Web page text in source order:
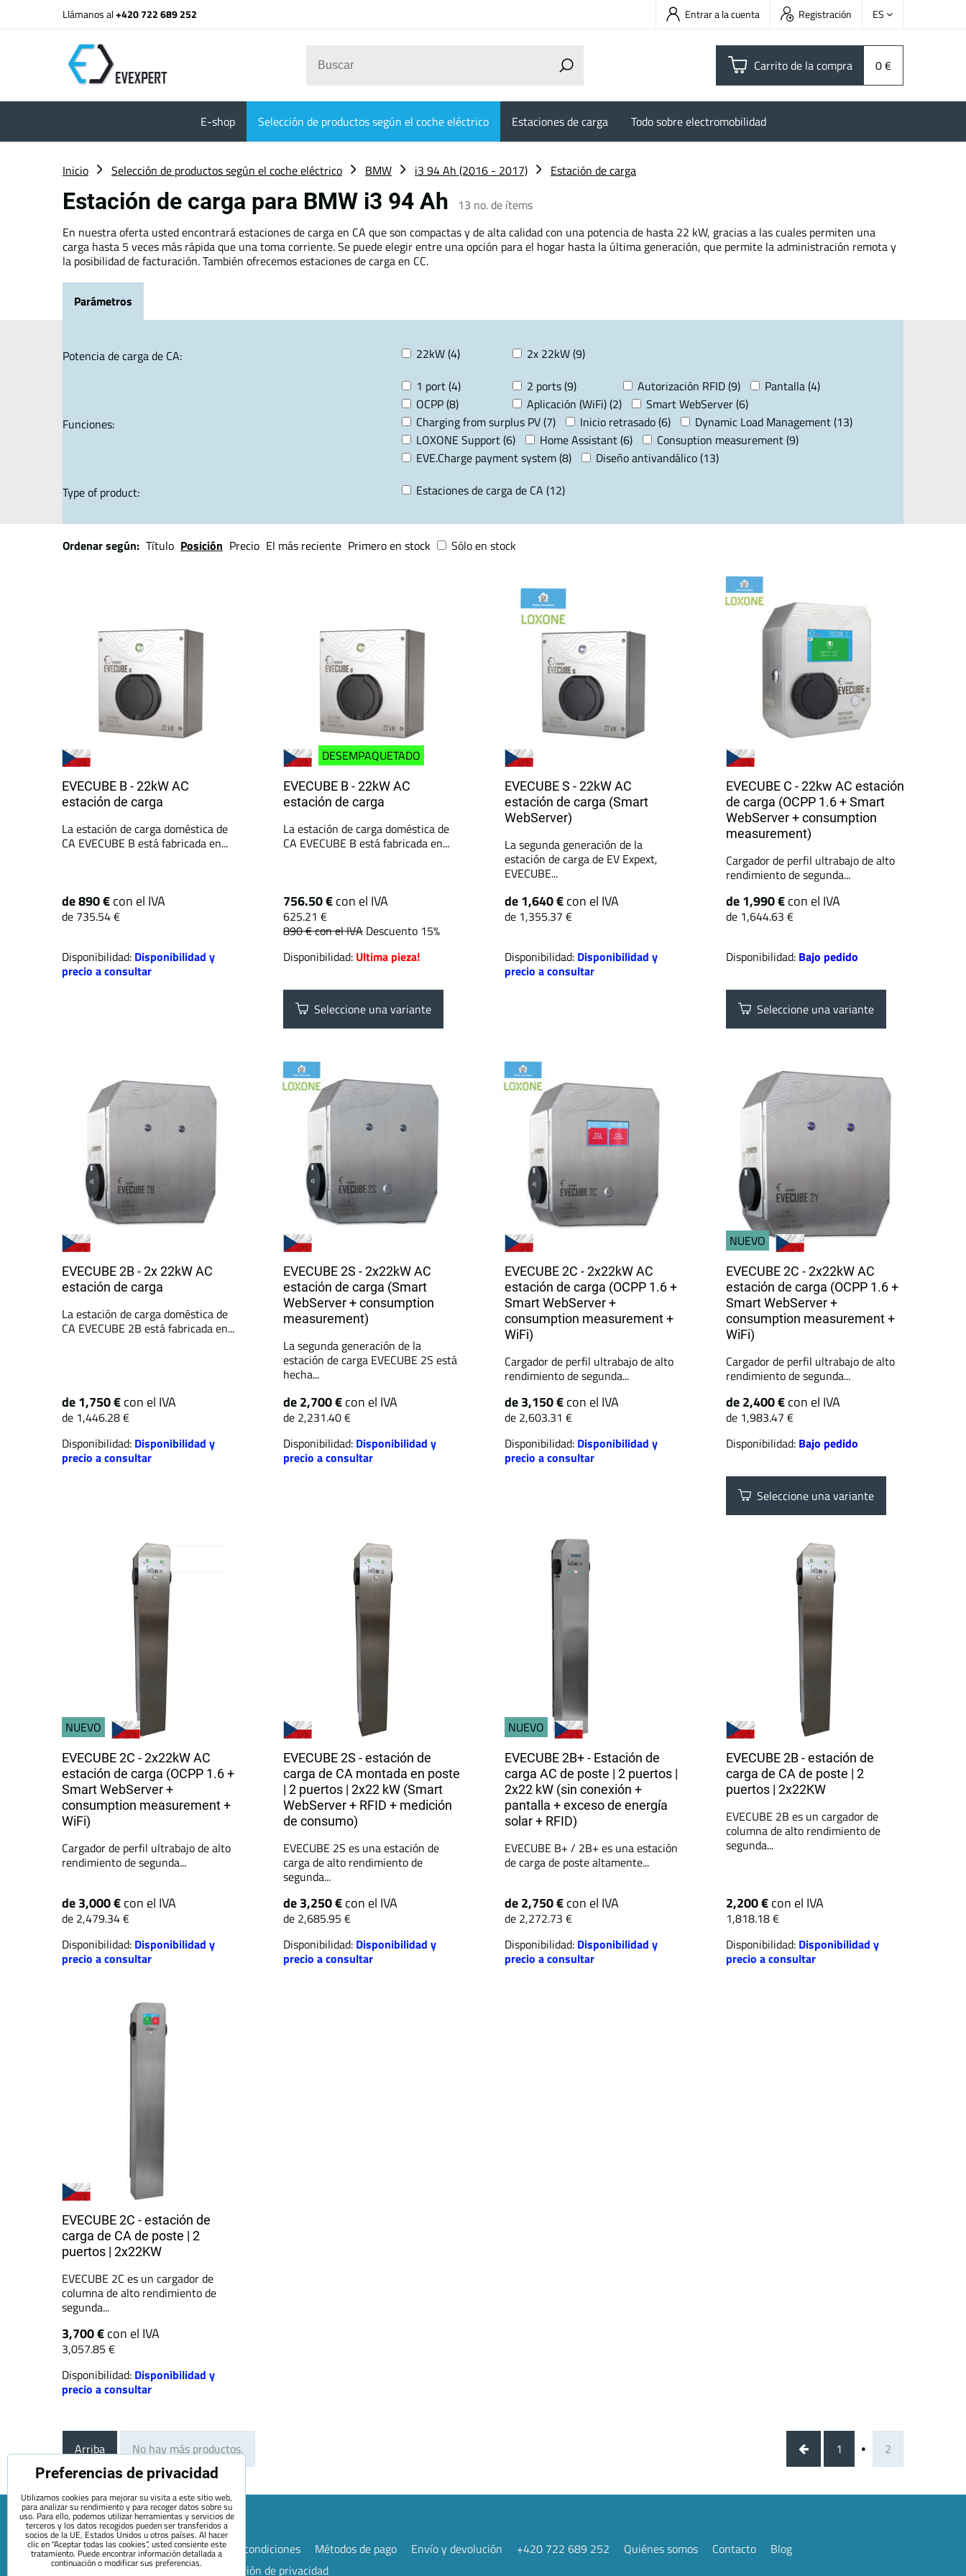
Llámanos al+420 722 689 252 Entrar a la cuenta Registración ES
Carrito de la compra 0 €
E-shop Selección de productos según el coche eléctrico Estaciones de carga Todo sobre electromobilidad
Inicio Selección de productos según el coche eléctrico BMW i3 94 Ah (2016 - 2017) Estación de carga
Estación de carga para BMW i3 94 Ah 13 no. de ítems
En nuestra oferta usted encontrará estaciones de carga en CA que son compactas y de alta calidad con una potencia de hasta 22 kW, gracias a las cuales permiten una
carga hasta 5 veces más rápida que una toma corriente. Se puede elegir entre una opción para el hogar hasta la última generación, que permite la administración remota y
la posibilidad de facturación. También ofrecemos estaciones de carga en CC.
Parámetros
Potencia de carga de CA: 22kW (4) 2x 22kW (9)
Funciones:
1 port (4) 2 ports (9) Autorización RFID (9)
Pantalla (4)
OCPP (8)
Aplicación (WiFi) (2)
Smart WebServer (6)
Charging from surplus PV (7)
Inicio retrasado (6)
Dynamic Load Management (13)
LOXONE Support (6)
Home Assistant (6)
Consuption measurement (9)
EVE.Charge payment system (8)
Diseño antivandálico (13)
Type of product:
Estaciones de carga de CA (12)
Ordenar según: Título Posición Precio El más reciente Primero en stock Sólo en stock
EVECUBE B - 22kW AC
estación de carga
La estación de carga doméstica de
CA EVECUBE B está fabricada en...
de 890 €con el IVA
de 735.54 €
Disponibilidad: Disponibilidad y
precio a consultar
DESEMPAQUETADO
EVECUBE B - 22kW AC
estación de carga
La estación de carga doméstica de
CA EVECUBE B está fabricada en...
756.50 €con el IVA
625.21 €
890 €con el IVA Descuento 15%
Disponibilidad: Ultima pieza!
Seleccione una variante
EVECUBE S - 22kW AC
estación de carga (Smart
WebServer)
La segunda generación de la
estación de carga de EV Expext,
EVECUBE...
de 1,640 €con el IVA
de 1,355.37 €
Disponibilidad: Disponibilidad y
precio a consultar
EVECUBE C - 22kw AC estación
de carga (OCPP 1.6 + Smart
WebServer + consumption
measurement)
Cargador de perfil ultrabajo de alto
rendimiento de segunda...
de 1,990 €con el IVA
de 1,644.63 €
Disponibilidad: Bajo pedido
Seleccione una variante
EVECUBE 2B - 2x 22kW AC
estación de carga
La estación de carga doméstica de
CA EVECUBE 2B está fabricada en...
de 1,750 €con el IVA
de 1,446.28 €
Disponibilidad: Disponibilidad y
precio a consultar
EVECUBE 2S - 2x22kW AC
estación de carga (Smart
WebServer + consumption
measurement)
La segunda generación de la
estación de carga EVECUBE 2S está
hecha...
de 2,700 €con el IVA
de 2,231.40 €
Disponibilidad: Disponibilidad y
precio a consultar
EVECUBE 2C - 2x22kW AC
estación de carga (OCPP 1.6 +
Smart WebServer +
consumption measurement +
WiFi)
Cargador de perfil ultrabajo de alto
rendimiento de segunda...
de 3,150 €con el IVA
de 2,603.31 €
Disponibilidad: Disponibilidad y
precio a consultar
NUEVO
EVECUBE 2C - 2x22kW AC
estación de carga (OCPP 1.6 +
Smart WebServer +
consumption measurement +
WiFi)
Cargador de perfil ultrabajo de alto
rendimiento de segunda...
de 2,400 €con el IVA
de 1,983.47 €
Disponibilidad: Bajo pedido
Seleccione una variante
NUEVO
EVECUBE 2C - 2x22kW AC
estación de carga (OCPP 1.6 +
Smart WebServer +
consumption measurement +
WiFi)
Cargador de perfil ultrabajo de alto
rendimiento de segunda...
de 3,000 €con el IVA
de 2,479.34 €
Disponibilidad: Disponibilidad y
precio a consultar
EVECUBE 2S - estación de
carga de CA montada en poste
| 2 puertos | 2x22 kW (Smart
WebServer + RFID + medición
de consumo)
EVECUBE 2S es una estación de
carga de alto rendimiento de
segunda...
de 3,250 €con el IVA
de 2,685.95 €
Disponibilidad: Disponibilidad y
precio a consultar
NUEVO
EVECUBE 2B+ - Estación de
carga AC de poste | 2 puertos |
2x22 kW (sin conexión +
pantalla + exceso de energía
solar + RFID)
EVECUBE B+ / 2B+ es una estación
de carga de poste altamente...
de 2,750 €con el IVA
de 2,272.73 €
Disponibilidad: Disponibilidad y
precio a consultar
EVECUBE 2B - estación de
carga de CA de poste | 2
puertos | 2x22KW
EVECUBE 2B es un cargador de
columna de alto rendimiento de
segunda...
2,200 €con el IVA
1,818.18 €
Disponibilidad: Disponibilidad y
precio a consultar
EVECUBE 2C - estación de
carga de CA de poste | 2
puertos | 2x22KW
EVECUBE 2C es un cargador de
columna de alto rendimiento de
segunda...
3,700 €con el IVA
3,057.85 €
Disponibilidad: Disponibilidad y
precio a consultar
Arriba No hay más productos. 1 2
Mapa de la página web Términos y condiciones Métodos de pago Envío y devolución +420 722 689 252 Quiénes somos Contacto
Blog
Preferencias de privacidad
Declaración de privacidad
Preferencias de privacidad
Utilizamos cookies para mejorar su visita a este sitio web,
para analizar su rendimiento y para recoger datos sobre su
uso. Para ello, podemos utilizar herramientas y servicios de
terceros y los datos recogidos pueden ser transferidos a
socios de la UE, Estados Unidos u otros países. Al hacer
clic en "Aceptar todas las cookies", usted consiente este
tratamiento. Puede encontrar información detallada a
continuación o modificar sus preferencias.